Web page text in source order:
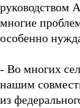
руководством
многие
особенно
- Во многих
нашим
из